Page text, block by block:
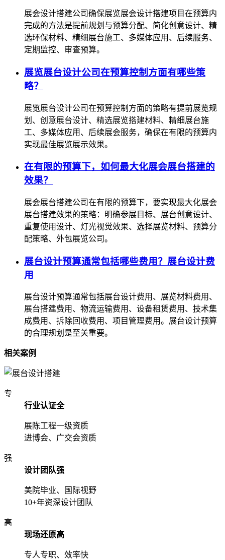
展会设计搭建公司确保展览展会设计搭建项目在预算内
完成的方法是提前规划与预算分配、简化创意设计、精
选环保材料、精细展台施工、多媒体应用、后续服务、
定期监控、审查预算。
展览展台设计公司在预算控制方面有哪些策
略？
展览展台设计公司在预算控制方面的策略有提前展览规
划、创意展台设计、精选展览搭建材料、精细展台施
工、多媒体应用、后续展会服务，确保在有限的预算内
实现最佳展览展示效果。
在有限的预算下，如何最大化展会展台搭建的
效果？
展会展台搭建公司在有限的预算下，要实现最大化展会
展台搭建效果的策略：明确参展目标、展台创意设计、
重复使用设计、灯光视觉效果、选择展览材料、预算分
配策略、外包展览公司。
展台设计预算通常包括哪些费用？展台设计费
用
展台设计预算通常包括展台设计费用、展览材料费用、
展台搭建费用、物流运输费用、设备租赁费用、技术集
成费用、拆除回收费用、项目管理费用。展台设计预算
的合理规划是至关重要。
相关案例
专
行业认证全
展陈工程一级资质
进博会、广交会资质
强
设计团队强
美院毕业、国际视野
10+年资深设计团队
高
现场还原高
专人专职、效率快